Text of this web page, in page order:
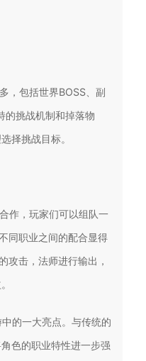
，包括世界BOSS、副
的挑战机制和掉落物
择挑战目标。
作，玩家们可以组队一
同职业之间的配合显得
攻击，法师进行输出，
的一大亮点。与传统的
色的职业特性进一步强